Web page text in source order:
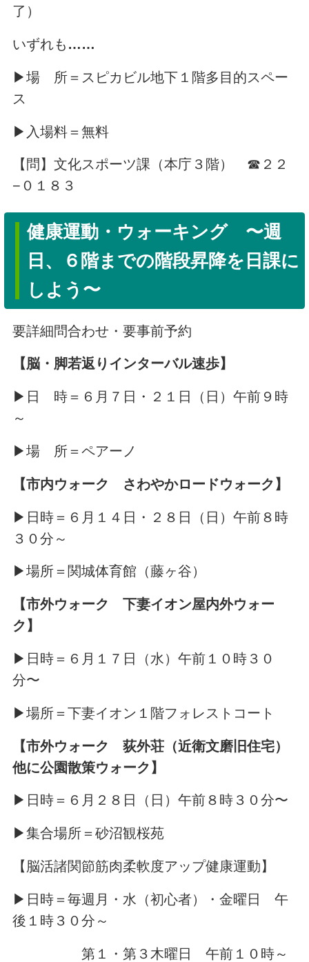
了）
いずれも ……
▶場 所＝スピカビル地下１階多目的スペー
ス
▶入場料＝無料
【問】文化スポーツ課（本庁３階） ☎２２
−０１８３
健康運動・ウォーキング 〜週
日、６階までの階段昇降を日課に
しよう〜
要詳細問合わせ・要事前予約
【脳・脚若返りインターバル速歩】
▶日 時＝６月７日・２１日（日）午前９時
～
▶場 所＝ペアーノ
【市内ウォーク さわやかロードウォーク】
▶日時＝６月１４日・２８日（日）午前８時
３０分～
▶場所＝関城体育館（藤ヶ谷）
【市外ウォーク 下妻イオン屋内外ウォー
ク】
▶日時＝６月１７日（水）午前１０時３０
分〜
▶場所＝下妻イオン１階フォレストコート
【市外ウォーク 荻外荘（近衛文磨旧住宅）
他に公園散策ウォーク】
▶日時＝６月２８日（日）午前８時３０分〜
▶集合場所＝砂沼観桜苑
【脳活諸関節筋肉柔軟度アップ健康運動】
▶日時＝毎週月・水（初心者）・金曜日 午
後１時３０分～
第１・第３木曜日 午前１０時～